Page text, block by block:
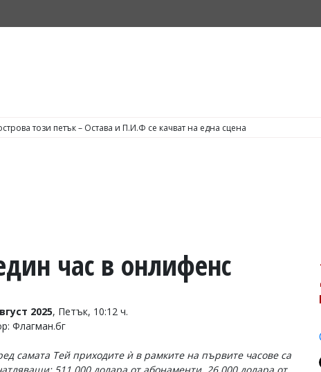
по план за отваряне на Ормузкия проток
час в онлифенс
2025, Петък, 10:12 ч.
Флагман.бг
самата Тей приходите ѝ в рамките на първите часове са